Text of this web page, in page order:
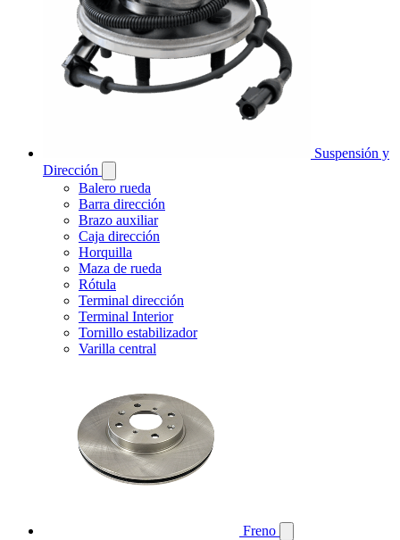
Suspensión y
Dirección
Balero rueda
Barra dirección
Brazo auxiliar
Caja dirección
Horquilla
Maza de rueda
Rótula
Terminal dirección
Terminal Interior
Tornillo estabilizador
Varilla central
Freno